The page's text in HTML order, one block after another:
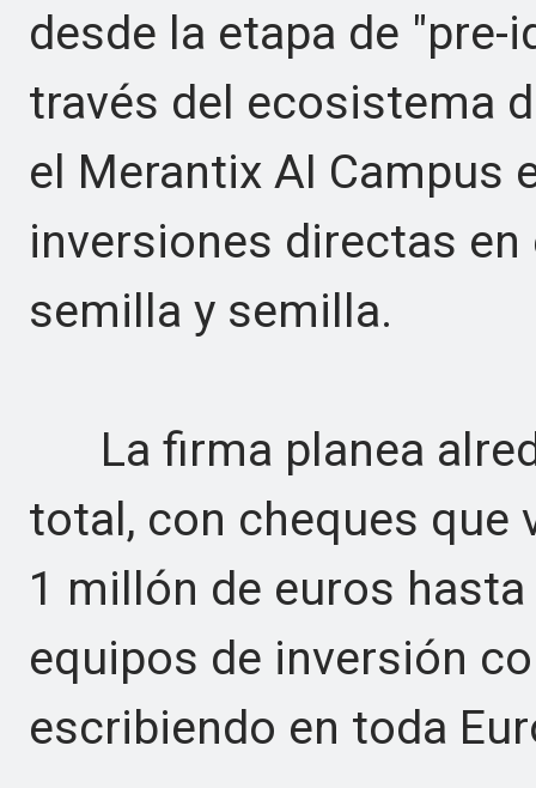
desde la etapa de
través del ecosistema
el Merantix AI Campus
inversiones directas
semilla y semilla.
La firma planea
total, con cheques que
1 millón de euros
equipos de inversión
escribiendo en toda